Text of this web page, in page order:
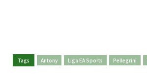
Tags Antony Liga EA Sports Pellegrini